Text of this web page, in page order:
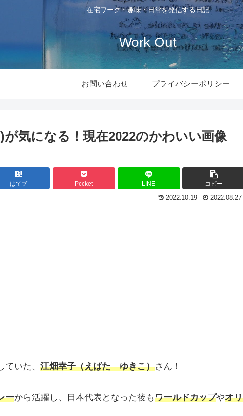
在宅ワーク・趣味・日常を発信する日記
Work Out
お問い合わせ プライバシーポリシー
気になる！現在2022のかわいい画像
はてブ Pocket LINE コピー
2022.10.19 2022.08.27
いた、 江畑幸子（えばた ゆきこ）さん！
ーから活躍し、日本代表となった後もワールドカップやオリ